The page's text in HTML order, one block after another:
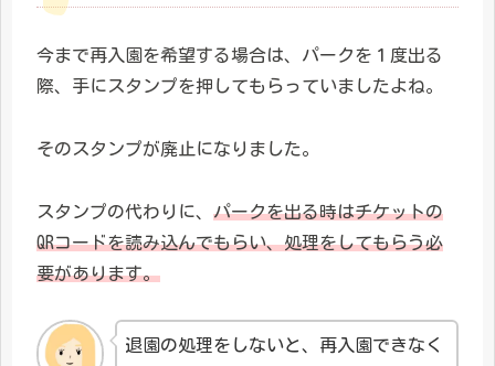
今まで再入園を希望する場合は、パークを１度出る
際、手にスタンプを押してもらっていましたよね。
そのスタンプが廃止になりました。
スタンプの代わりに、 パークを出る時はチケットの
QRコードを読み込んでもらい、処理をしてもらう必
要があります。
退園の処理をしないと、再入園できなく